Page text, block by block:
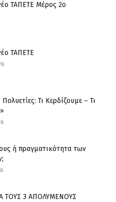
ΤΑΠΕΤΕ Μέρος 2ο
ΤΑΠΕΤΕ
Τι Κερδίζουμε – Τι
ή πραγματικότητα των
ΤΟΥΣ 3 ΑΠΟΛΥΜΕΝΟΥΣ